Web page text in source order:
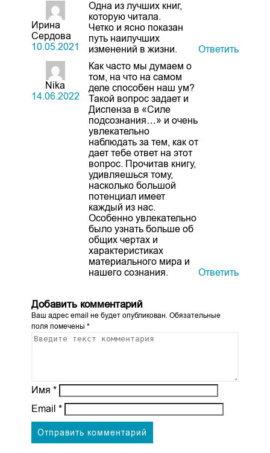
Ирина
Сердова
10.05.2021
Одна из лучших книг,
которую читала.
Четко и ясно показан
путь наилучших
изменений в жизни.
Ответить
Nika
14.06.2022
Как часто мы думаем о
том, на что на самом
деле способен наш ум?
Такой вопрос задает и
Диспенза в «Силе
подсознания…» и очень
увлекательно
наблюдать за тем, как от
дает тебе ответ на этот
вопрос. Прочитав книгу,
удивляешься тому,
насколько большой
потенциал имеет
каждый из нас.
Особенно увлекательно
было узнать больше об
общих чертах и
характеристиках
материального мира и
нашего сознания.
Ответить
Добавить комментарий
Ваш адрес email не будет опубликован.Обязательные
поля помечены *
Имя *
Email *